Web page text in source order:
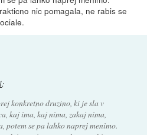
nic pomagala, ne rabis se
:
konkretno druzino, ki je sla v
kaj ima, kaj nima, zakaj nima,
potem se pa lahko naprej menimo.